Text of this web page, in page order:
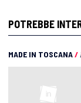
POTREBBE
MADE IN TOSCANA/